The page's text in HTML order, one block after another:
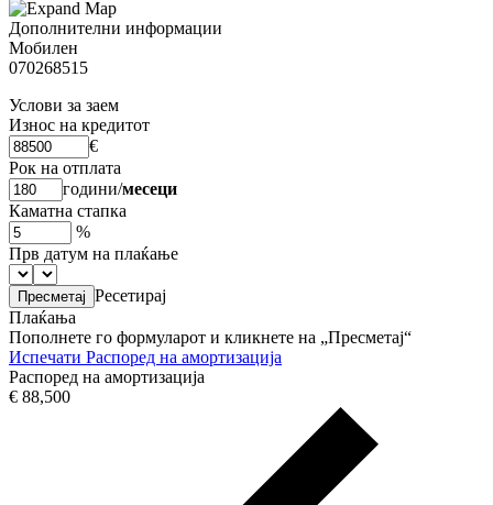
Дополнителни информации
Мобилен
070268515
Услови за заем
Износ на кредитот
€
Рок на отплата
години/месеци
Каматна стапка
%
Прв датум на плаќање
Ресетирај
Плаќања
Пополнете го формуларот и кликнете на „Пресметај“
Испечати Распоред на амортизација
Распоред на амортизација
€ 88,500